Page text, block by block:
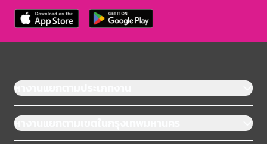
หางานแยกตามประเภทงาน
หางานแยกตามเขตในกรุงเทพมหานคร